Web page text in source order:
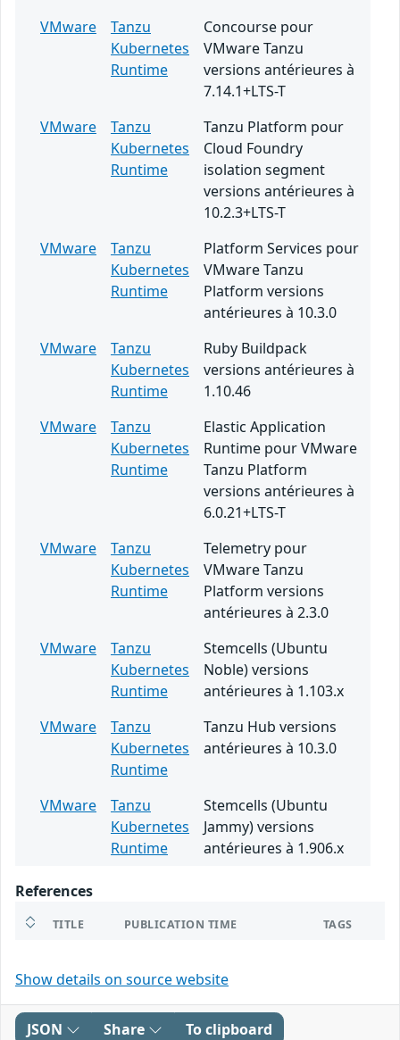
VMware
Tanzu
Kubernetes
Runtime
Concourse pour
VMware Tanzu
versions antérieures à
7.14.1+LTS-T
VMware
Tanzu
Kubernetes
Runtime
Tanzu Platform pour
Cloud Foundry
isolation segment
versions antérieures à
10.2.3+LTS-T
VMware
Tanzu
Kubernetes
Runtime
Platform Services pour
VMware Tanzu
Platform versions
antérieures à 10.3.0
VMware
Tanzu
Kubernetes
Runtime
Ruby Buildpack
versions antérieures à
1.10.46
VMware
Tanzu
Kubernetes
Runtime
Elastic Application
Runtime pour VMware
Tanzu Platform
versions antérieures à
6.0.21+LTS-T
VMware
Tanzu
Kubernetes
Runtime
Telemetry pour
VMware Tanzu
Platform versions
antérieures à 2.3.0
VMware
Tanzu
Kubernetes
Runtime
Stemcells (Ubuntu
Noble) versions
antérieures à 1.103.x
VMware
Tanzu
Kubernetes
Runtime
Tanzu Hub versions
antérieures à 10.3.0
VMware
Tanzu
Kubernetes
Runtime
Stemcells (Ubuntu
Jammy) versions
antérieures à 1.906.x
References
TITLE PUBLICATION TIME TAGS
Show details on source website
JSON Share To clipboard